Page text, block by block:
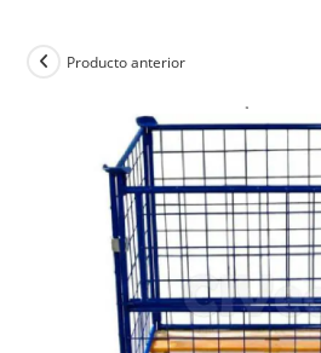
Producto anterior